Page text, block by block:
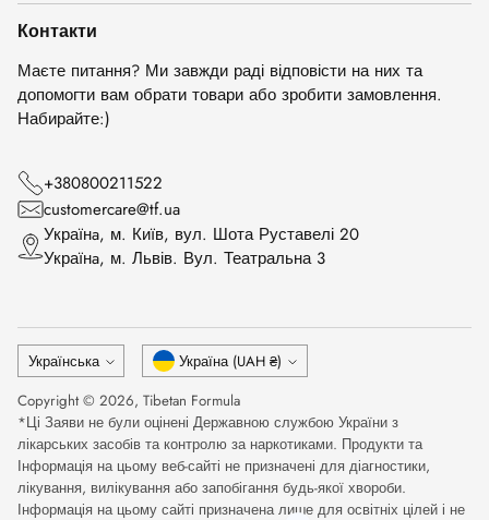
Контакти
Маєте питання? Ми завжди раді відповісти на них та
допомогти вам обрати товари або зробити замовлення.
Набирайте:)
+380800211522
customercare@tf.ua
Українa, м. Київ, вул. Шота Руставелі 20
Українa, м. Львів. Вул. Театральна 3
Мова
Українська Валюта
Україна (UAH ₴)
Copyright © 2026, Tibetan Formula
*Ці Заяви не були оцінені Державною службою України з
лікарських засобів та контролю за наркотиками. Продукти та
Інформація на цьому веб-сайті не призначені для діагностики,
лікування, вилікування або запобігання будь-якої хвороби.
Інформація на цьому сайті призначена лише для освітніх цілей і не